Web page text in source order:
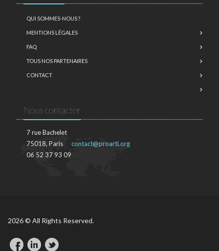
QUI SOMMES-NOUS ?
MENTIONS LÉGALES
FAQ
TOUS NOS PARTENAIRES
CONTACT
Nous contacter
7 rue Bachelet
75018, Paris
06 52 37 93 09
contact@proarti.org
2026 © All Rights Reserved.